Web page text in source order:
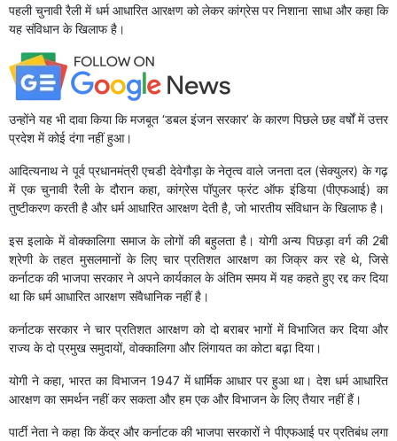
पहली चुनावी रैली में धर्म आधारित आरक्षण को लेकर कांग्रेस पर निशाना साधा और कहा कि
यह संविधान के खिलाफ है।
उन्होंने यह भी दावा किया कि मजबूत ‘डबल इंजन सरकार’ के कारण पिछले छह वर्षों में उत्तर
प्रदेश में कोई दंगा नहीं हुआ।
आदित्यनाथ ने पूर्व प्रधानमंत्री एचडी देवेगौड़ा के नेतृत्व वाले जनता दल (सेक्युलर) के गढ़
में एक चुनावी रैली के दौरान कहा, कांग्रेस पॉपुलर फ्रंट ऑफ इंडिया (पीएफआई) का
तुष्टीकरण करती है और धर्म आधारित आरक्षण देती है, जो भारतीय संविधान के खिलाफ है।
इस इलाके में वोक्कालिगा समाज के लोगों की बहुलता है। योगी अन्य पिछड़ा वर्ग की 2बी
श्रेणी के तहत मुसलमानों के लिए चार प्रतिशत आरक्षण का जिक्र कर रहे थे, जिसे
कर्नाटक की भाजपा सरकार ने अपने कार्यकाल के अंतिम समय में यह कहते हुए रद्द कर दिया
था कि धर्म आधारित आरक्षण संवैधानिक नहीं है।
कर्नाटक सरकार ने चार प्रतिशत आरक्षण को दो बराबर भागों में विभाजित कर दिया और
राज्य के दो प्रमुख समुदायों, वोक्कालिगा और लिंगायत का कोटा बढ़ा दिया।
योगी ने कहा, भारत का विभाजन 1947 में धार्मिक आधार पर हुआ था। देश धर्म आधारित
आरक्षण का समर्थन नहीं कर सकता और हम एक और विभाजन के लिए तैयार नहीं हैं।
पार्टी नेता ने कहा कि केंद्र और कर्नाटक की भाजपा सरकारों ने पीएफआई पर प्रतिबंध लगा